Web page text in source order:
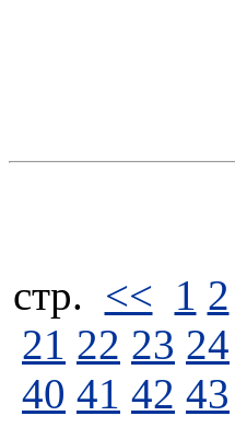
стp. << 1 2
21 22 23 24
40 41 42 43